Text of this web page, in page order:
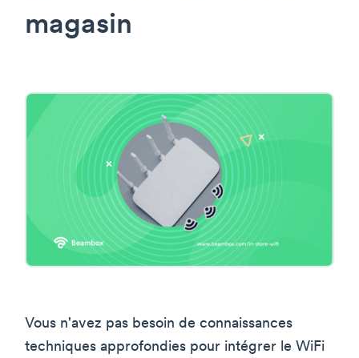
magasin
Vous n'avez pas besoin de connaissances
techniques approfondies pour intégrer le WiFi